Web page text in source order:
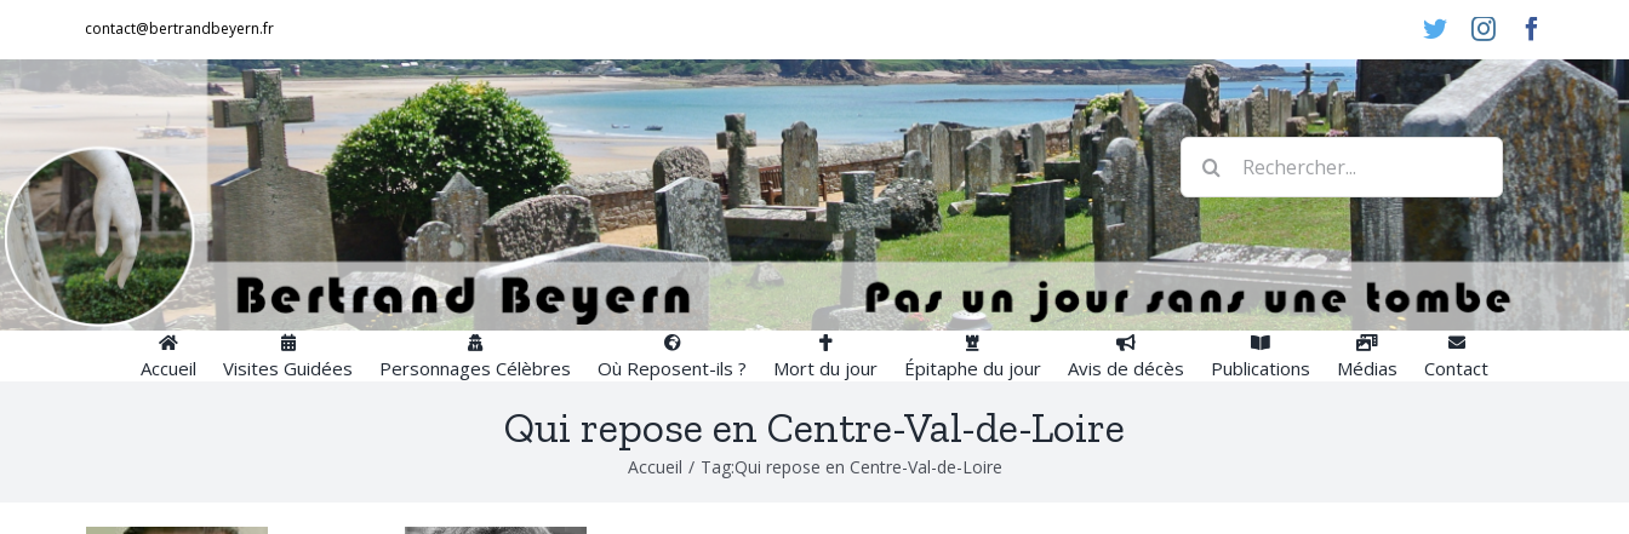
contenu
contact@bertrandbeyern.fr TwitterInstagram
Rechercher:
Accueil Visites Guidées Personnages Célèbres Où Reposent-ils ? Mort du jour Épitaphe du jour Avis de décès Publications Médias Contact
Qui repose en Centre-Val-de-Loire
Accueil / Tag:Qui repose en Centre-Val-de-Loire